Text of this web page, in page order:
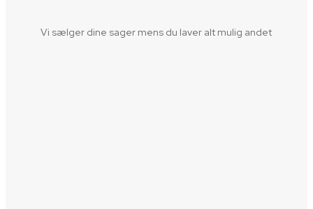
Vi sælger dine sager mens du laver alt mulig andet